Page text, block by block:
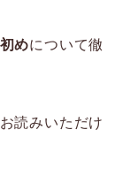
めについて徹
読みいただけ